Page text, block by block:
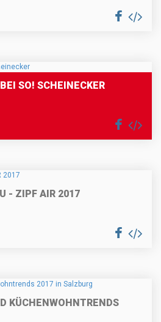
SO! SCHEINECKER
- ZIPF AIR 2017
KÜCHENWOHNTRENDS